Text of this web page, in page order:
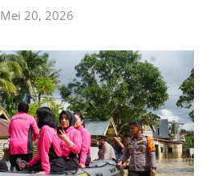
Mei 20, 2026